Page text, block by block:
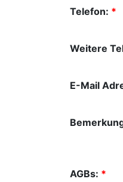
Telefon: *
Weitere
E-Mail
AGBs: *